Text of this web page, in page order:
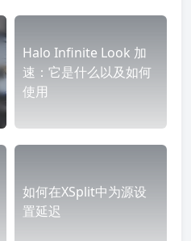
Halo Infinite Look 加
速：它是什么以及如何
使用
如何在XSplit中为源设
置延迟